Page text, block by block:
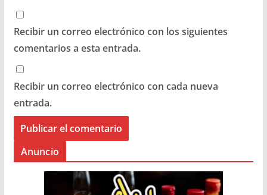
Recibir un correo electrónico con los siguientes
comentarios a esta entrada.
Recibir un correo electrónico con cada nueva
entrada.
Anuncio